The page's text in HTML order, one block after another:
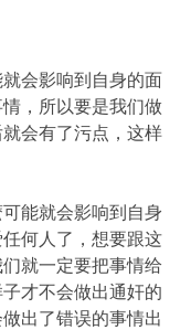
会影响到自身的面
，所以要是我们做
会有了污点，这样
能就会影响到自身
何人了，想要跟这
就一定要把事情给
才不会做出通奸的
出了错误的事情出